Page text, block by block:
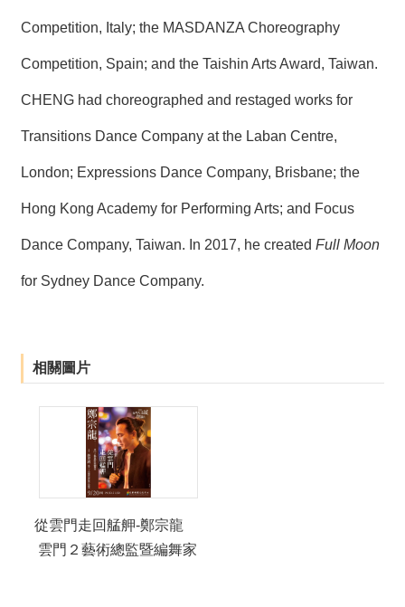
Competition, Italy; the MASDANZA Choreography
Competition, Spain; and the Taishin Arts Award, Taiwan.
CHENG had choreographed and restaged works for
Transitions Dance Company at the Laban Centre,
London; Expressions Dance Company, Brisbane; the
Hong Kong Academy for Performing Arts; and Focus
Dance Company, Taiwan. In 2017, he created Full Moon
for Sydney Dance Company.
相關圖片
從雲門走回艋舺-鄭宗龍
雲門２藝術總監暨編舞家